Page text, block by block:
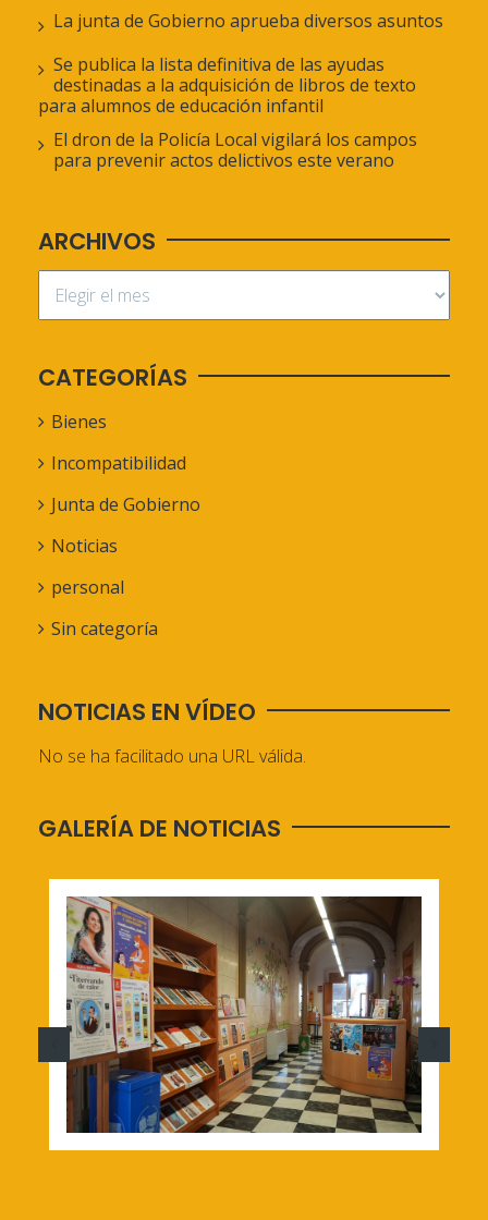
La junta de Gobierno aprueba diversos asuntos
Se publica la lista definitiva de las ayudas
destinadas a la adquisición de libros de texto
para alumnos de educación infantil
El dron de la Policía Local vigilará los campos
para prevenir actos delictivos este verano
ARCHIVOS
CATEGORÍAS
Bienes
Incompatibilidad
Junta de Gobierno
Noticias
personal
Sin categoría
NOTICIAS EN VÍDEO
No se ha facilitado una URL válida.
GALERÍA DE NOTICIAS